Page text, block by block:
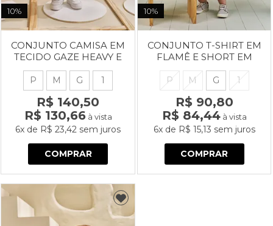
10%
CONJUNTO CAMISA EM
TECIDO GAZE HEAVY E
SHORT EM TECIDO
ANARRUGA CHECK
P M G 1
R$ 140,50
R$ 130,66 à vista
6x de R$ 23,42 sem juros
COMPRAR
10%
CONJUNTO T-SHIRT EM
FLAMÊ E SHORT EM
TECIDO ALFAIATARIA
STRIPES
P M G 1
R$ 90,80
R$ 84,44 à vista
6xde R$ 15,13 sem juros
COMPRAR